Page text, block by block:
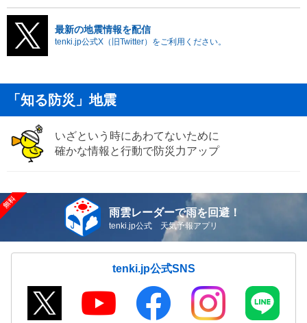
最新の地震情報を配信
tenki.jp公式X（旧Twitter）をご利用ください。
「知る防災」地震
いざという時にあわてないために
確かな情報と行動で防災力アップ
雨雲レーダーで雨を回避！
tenki.jp公式 天気予報アプリ
tenki.jp公式SNS